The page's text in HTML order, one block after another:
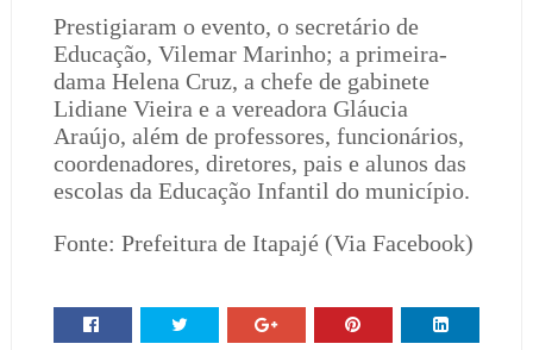
Prestigiaram o evento, o secretário de
Educação, Vilemar Marinho; a primeira-
dama Helena Cruz, a chefe de gabinete
Lidiane Vieira e a vereadora Gláucia
Araújo, além de professores, funcionários,
coordenadores, diretores, pais e alunos das
escolas da Educação Infantil do município.
Fonte: Prefeitura de Itapajé (Via Facebook)